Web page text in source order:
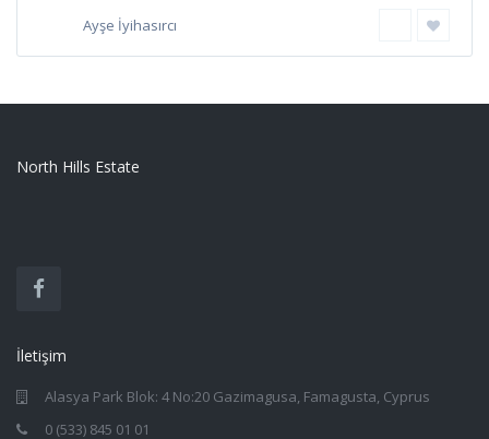
Ayşe İyihasırcı
North Hills Estate
İletişim
Alasya Park Blok: 4 No:20 Gazimagusa, Famagusta, Cyprus
0 (533) 845 01 01